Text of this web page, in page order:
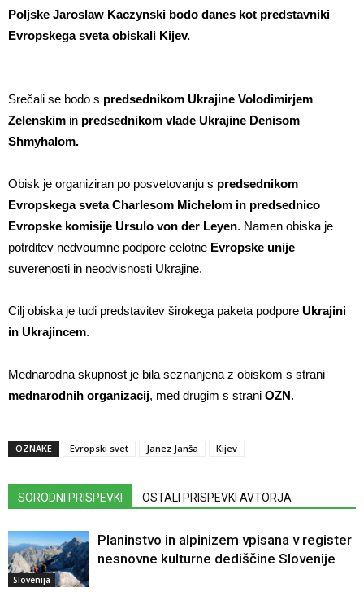
Poljske Jaroslaw Kaczynski bodo danes kot predstavniki
Evropskega sveta obiskali Kijev.
Srečali se bodo s predsednikom Ukrajine Volodimirjem
Zelenskim in predsednikom vlade Ukrajine Denisom
Shmyhalom.
Obisk je organiziran po posvetovanju s predsednikom
Evropskega sveta Charlesom Michelom in predsednico
Evropske komisije Ursulo von der Leyen. Namen obiska je
potrditev nedvoumne podpore celotne Evropske unije
suverenosti in neodvisnosti Ukrajine.
Cilj obiska je tudi predstavitev širokega paketa podpore Ukrajini
in Ukrajincem.
Mednarodna skupnost je bila seznanjena z obiskom s strani
mednarodnih organizacij, med drugim s strani OZN.
OZNAKE Evropski svet Janez Janša Kijev
SORODNI PRISPEVKI OSTALI PRISPEVKI AVTORJA
Slovenija
Planinstvo in alpinizem vpisana v register
nesnovne kulturne dediščine Slovenije